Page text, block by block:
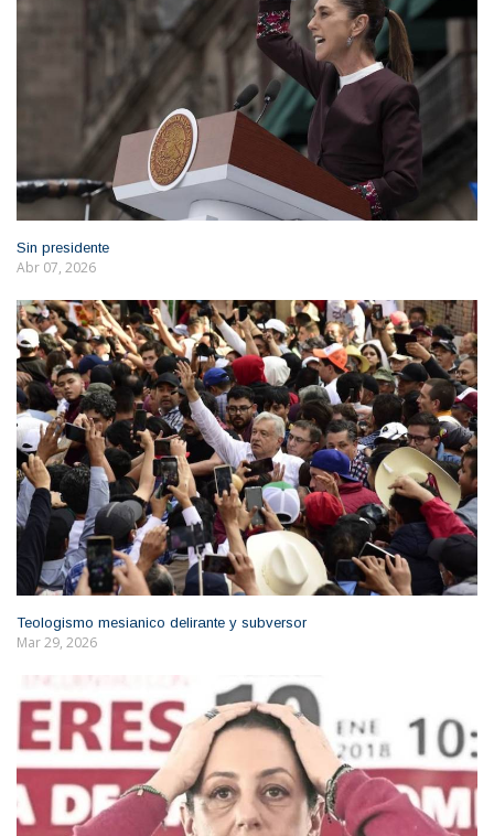
Sin presidente
Abr 07, 2026
Teologismo mesianico delirante y subversor
Mar 29, 2026